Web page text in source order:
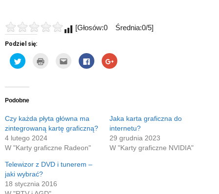
[Głosów:0 Średnia:0/5]
Podziel się:
Udostępnij
na
nowym
Kliknij
wydrukować(Otwiera
Kliknij,
wysłać
w
nowym
oknie)
Click
to
share
Click
to
Podobne
Czy każda płyta główna ma
zintegrowaną kartę graficzną?
4 lutego 2024
W "Karty graficzne Radeon"
Jaka karta graficzna do
internetu?
29 grudnia 2023
W "Karty graficzne NVIDIA"
Telewizor z DVD i tunerem –
jaki wybrać?
18 stycznia 2016